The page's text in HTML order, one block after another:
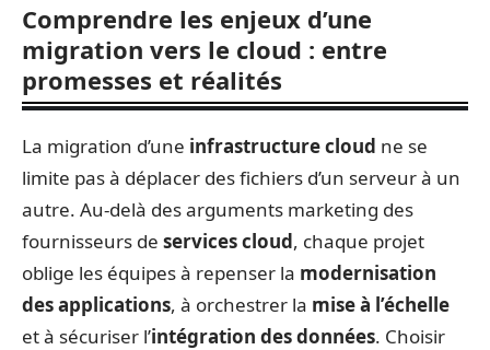
Comprendre les enjeux d’une
migration vers le cloud : entre
promesses et réalités
La migration d’une infrastructure cloud ne se
limite pas à déplacer des fichiers d’un serveur à un
autre. Au-delà des arguments marketing des
fournisseurs de services cloud, chaque projet
oblige les équipes à repenser la modernisation
des applications, à orchestrer la mise à l’échelle
et à sécuriser l’intégration des données. Choisir